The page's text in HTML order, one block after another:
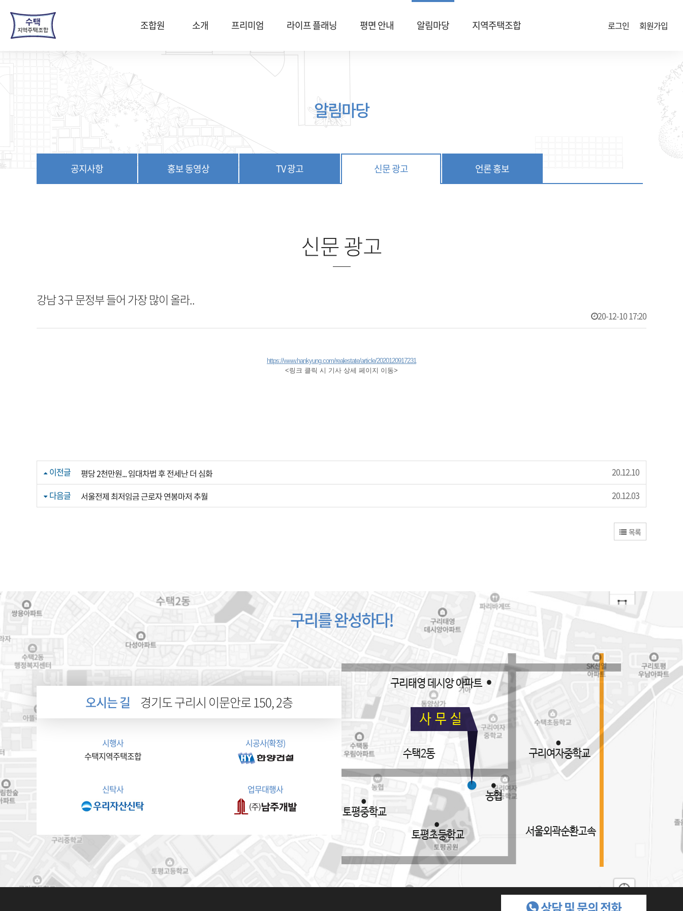
로
가
조합원 소개 프리미엄 라이프 플래닝 평면 안내 알림마당 지역주택조합 로그인 회원가입
알림마당
공지사항 홍보 동영상 TV 광고 신문 광고 언론 홍보
신문 광고
강남 3구 문정부 들어 가장 많이 올라..
20-12-10 17:20
https://www.hankyung.com/realestate/article/2020120917231
<링크 클릭 시 기사 상세 페이지 이동>
이전글 평당 2천만원... 임대차법 후 전세난 더 심화
20.12.10
다음글
서울전제 최저임금 근로자 연봉마저 추월 20.12.03
목록
구리를 완성하다!
오시는 길 경기도 구리시 이문안로 150, 2층
시행사
수택지역주택조합
시공사(확정)
신탁사 업무대행사